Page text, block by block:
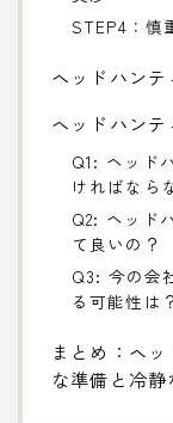
STEP4：慎
ヘッドハン
ヘッドハン
Q1: ヘッド
ければなら
Q2: ヘッド
て良いの？
Q3: 今の会
る可能性は？
まとめ：ヘ
な準備と冷